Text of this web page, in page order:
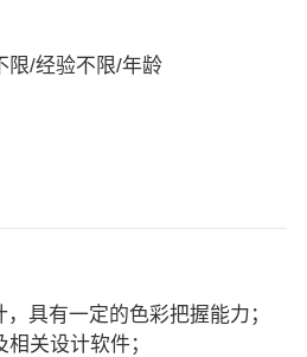
限/经验不限/年龄
具有一定的色彩把握能力；
关设计软件；